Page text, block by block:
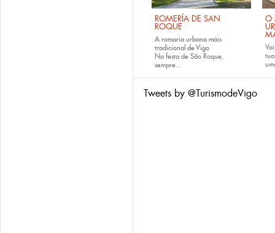
ROMERÍA DE SAN
ROQUE
A romaria urbana máis
tradicional de Vigo
Na festa de São Roque,
sempre...
O
Tweets by @TurismodeVigo